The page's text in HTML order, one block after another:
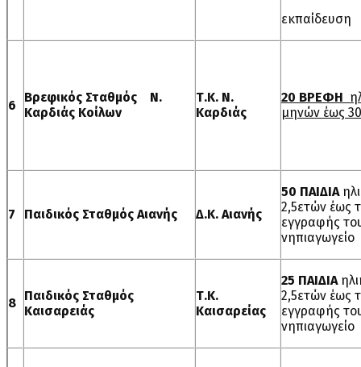
εκπαίδευση
6
Βρεφικός Σταθμός Ν.
Καρδιάς Κοίλων
Τ.Κ. Ν.
Καρδιάς
20 ΒΡΕΦΗ
μηνών έως
7 Παιδικός Σταθμός Αιανής Δ.Κ. Αιανής
50 ΠΑΙΔΙΑ
2,5ετών έως
εγγραφής
νηπιαγωγείο
8 Παιδικός Σταθμός
Καισαρειάς
Τ.Κ.
Καισαρείας
25 ΠΑΙΔΙΑ
2,5ετών έως
εγγραφής
νηπιαγωγείο